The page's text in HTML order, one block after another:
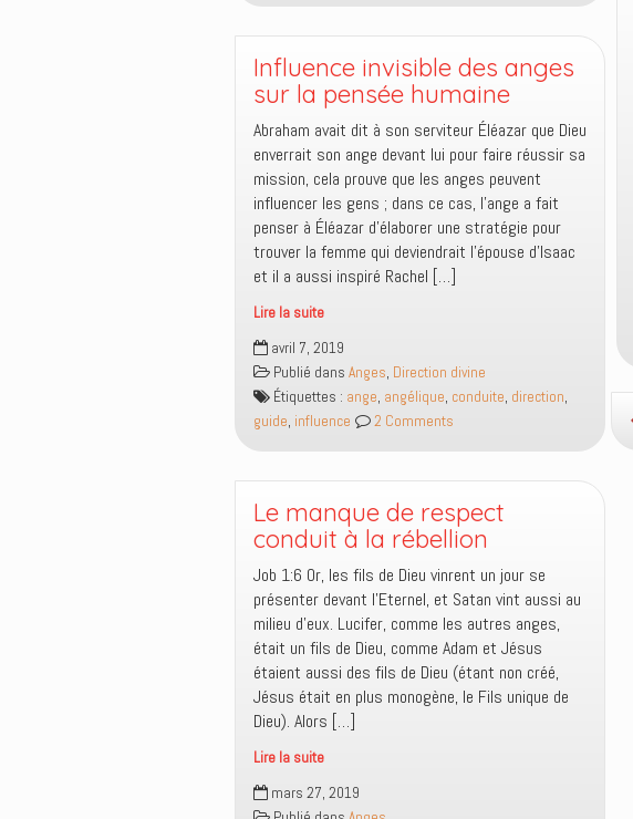
Influence invisible des anges
sur la pensée humaine
Abraham avait dit à son serviteur Éléazar que Dieu
enverrait son ange devant lui pour faire réussir sa
mission, cela prouve que les anges peuvent
influencer les gens ; dans ce cas, l’ange a fait
penser à Éléazar d’élaborer une stratégie pour
trouver la femme qui deviendrait l’épouse d’Isaac
et il a aussi inspiré Rachel […]
Lire la suite
Influence
invisible
des
anges
sur
pensée
humaine
avril 7, 2019
Publié dans Anges, Direction divine
Étiquettes : ange, angélique, conduite, direction,
guide, influence 2 Comments
Le manque de respect
conduit à la rébellion
Job 1:6 Or, les fils de Dieu vinrent un jour se
présenter devant l’Eternel, et Satan vint aussi au
milieu d’eux. Lucifer, comme les autres anges,
était un fils de Dieu, comme Adam et Jésus
étaient aussi des fils de Dieu (étant non créé,
Jésus était en plus monogène, le Fils unique de
Dieu). Alors […]
Lire la suite
Le
manque
mars 27, 2019